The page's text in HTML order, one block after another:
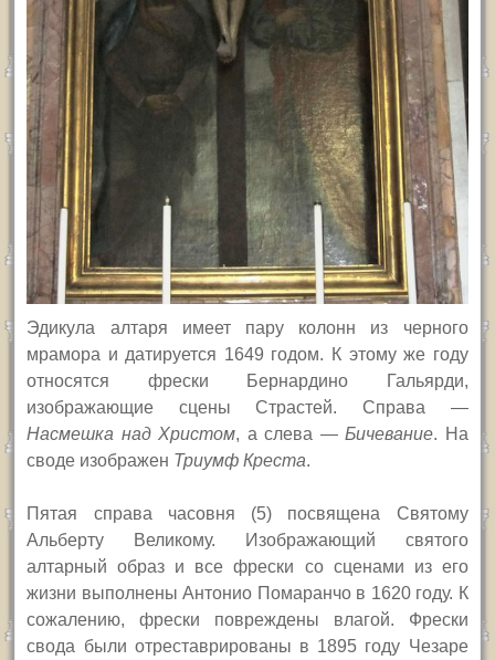
Эдикула алтаря имеет пару колонн из черного
мрамора и датируется 1649 годом. К этому же году
относятся фрески Бернардино Гальярди,
изображающие сцены Страстей. Справа —
Насмешка над Христом, а слева —Бичевание. На
своде изображен Триумф Креста.
Пятая справа часовня (5) посвящена Святому
Альберту Великому. Изображающий святого
алтарный образ и все фрески со сценами из его
жизни выполнены Антонио Помаранчо в 1620 году. К
сожалению, фрески повреждены влагой. Фрески
свода были отреставрированы в 1895 году Чезаре